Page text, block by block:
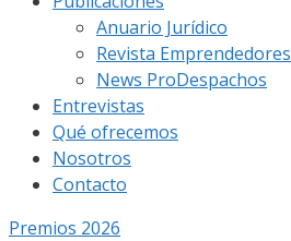
Anuario Jurídico
Revista Emprendedores
News ProDespachos
Entrevistas
Qué ofrecemos
Nosotros
Contacto
Premios 2026